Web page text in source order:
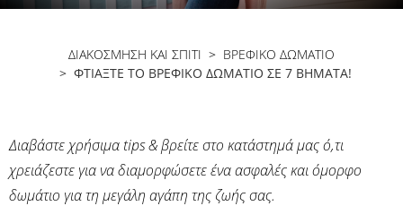
ΔΙΑΚΟΣΜΗΣΗ ΚΑΙ ΣΠΙΤΙ > ΒΡΕΦΙΚΌ ΔΩΜΆΤΙΟ
> ΦΤΙΆΞΤΕ ΤΟ ΒΡΕΦΙΚΌ ΔΩΜΆΤΙΟ ΣΕ 7 ΒΉΜΑΤΑ!
Διαβάστε χρήσιμα tips & βρείτε στο κατάστημά μας ό,τι
χρειάζεστε για να διαμορφώσετε ένα ασφαλές και όμορφο
δωμάτιο για τη μεγάλη αγάπη της ζωής σας.